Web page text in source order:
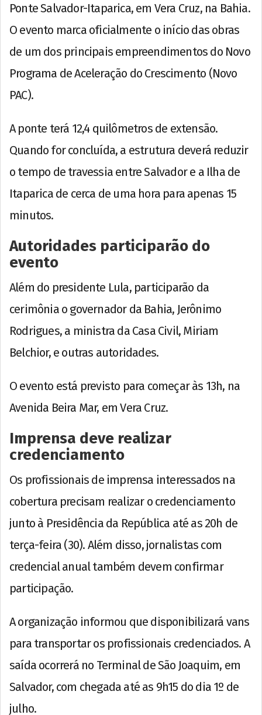
Ponte Salvador-Itaparica, em Vera Cruz, na Bahia.
O evento marca oficialmente o início das obras
de um dos principais empreendimentos do Novo
Programa de Aceleração do Crescimento (Novo
PAC).
A ponte terá 12,4 quilômetros de extensão.
Quando for concluída, a estrutura deverá reduzir
o tempo de travessia entre Salvador e a Ilha de
Itaparica de cerca de uma hora para apenas 15
minutos.
Autoridades participarão do
evento
Além do presidente Lula, participarão da
cerimônia o governador da Bahia, Jerônimo
Rodrigues, a ministra da Casa Civil, Miriam
Belchior, e outras autoridades.
O evento está previsto para começar às 13h, na
Avenida Beira Mar, em Vera Cruz.
Imprensa deve realizar
credenciamento
Os profissionais de imprensa interessados na
cobertura precisam realizar o credenciamento
junto à Presidência da República até as 20h de
terça-feira (30). Além disso, jornalistas com
credencial anual também devem confirmar
participação.
A organização informou que disponibilizará vans
para transportar os profissionais credenciados. A
saída ocorrerá no Terminal de São Joaquim, em
Salvador, com chegada até as 9h15 do dia 1º de
julho.